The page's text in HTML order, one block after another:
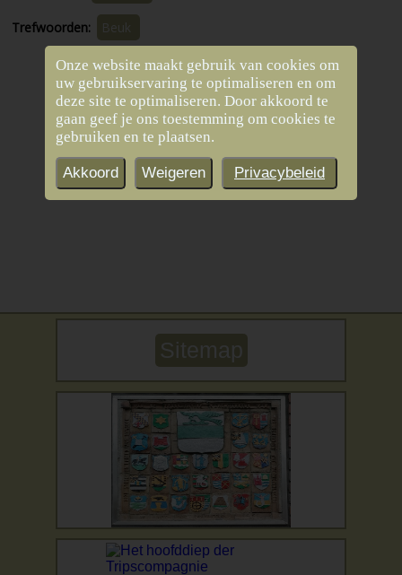
Trefwoorden: Beuk
Volgende
Lindebomen
Vorige
Knotlindes
Sitemap
Onze website maakt gebruik van cookies om
uw gebruikservaring te optimaliseren en om
deze site te optimaliseren. Door akkoord te
gaan geef je ons toestemming om cookies te
gebruiken en te plaatsen.
Akkoord Weigeren Privacybeleid